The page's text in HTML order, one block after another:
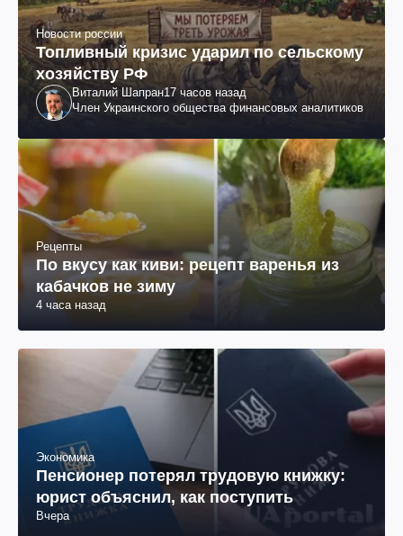
Новости россии
Топливный кризис ударил по сельскому
хозяйству РФ
Виталий Шапран17 часов назад
Член Украинского общества финансовых аналитиков
Рецепты
По вкусу как киви: рецепт варенья из
кабачков не зиму
4 часа назад
Экономика
Пенсионер потерял трудовую книжку:
юрист объяснил, как поступить
Вчера